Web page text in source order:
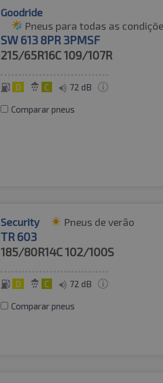
Goodride
Pneus para todas as
SW 613 8PR 3PMSF
215/65R16C109/107R
D C 72 dB
Comparar pneus
Security Pneus de verão
TR 603
185/80R14C102/100S
D C 72 dB
Comparar pneus